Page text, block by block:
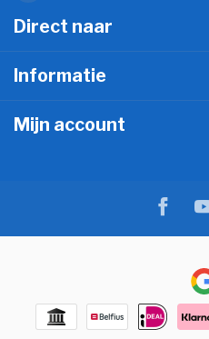
Direct naar
Informatie
Mijn account